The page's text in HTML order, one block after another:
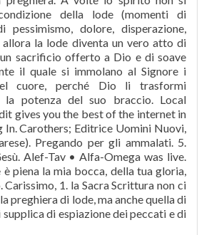
della lode (momenti di
pessimismo, dolore, disperazione,
la lode diventa un vero atto di
sacrificio offerto a Dio e di soave
il quale si immolano al Signore i
cuore, perché Dio li trasformi
la potenza del suo braccio. Local
gives you the best of the internet in
In. Carothers; Editrice Uomini Nuovi,
Pregando per gli ammalati. 5.
Alef-Tav • Alfa-Omega was live.
piena la mia bocca, della tua gloria,
1. la Sacra Scrittura non ci
preghiera di lode, ma anche quella di
di espiazione dei peccati e di